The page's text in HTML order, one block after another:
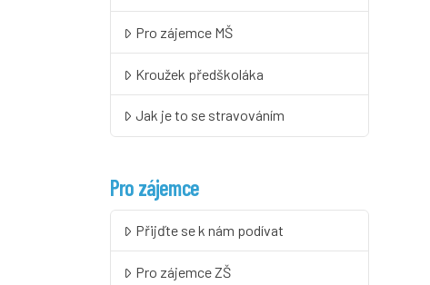
Pro zájemce MŠ
Kroužek předškoláka
Jak je to se stravováním
Pro zájemce
Přijďte se k nám podívat
Pro zájemce ZŠ